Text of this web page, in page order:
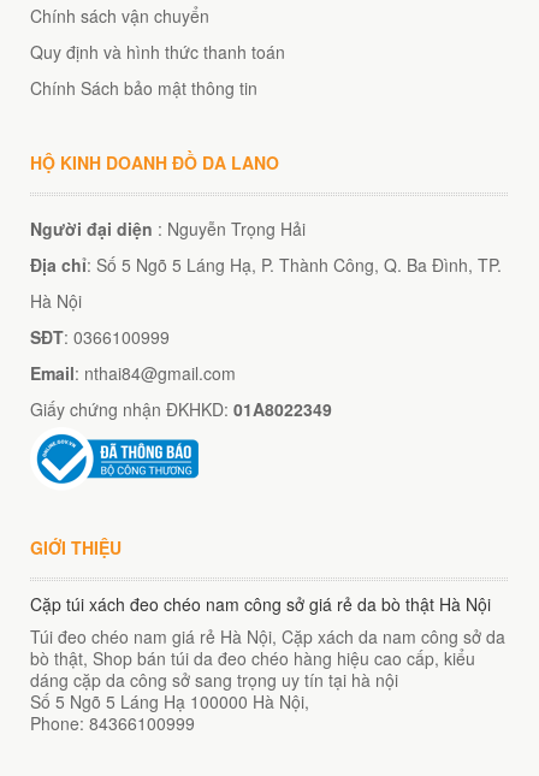
Chính sách vận chuyển
Quy định và hình thức thanh toán
Chính Sách bảo mật thông tin
HỘ KINH DOANH ĐỒ DA LANO
Người đại diện : Nguyễn Trọng Hải
Địa chỉ: Số 5 Ngõ 5 Láng Hạ, P. Thành Công, Q. Ba Đình, TP.
Hà Nội
SĐT: 0366100999
Email: nthai84@gmail.com
Giấy chứng nhận ĐKHKD: 01A8022349
GIỚI THIỆU
Cặp túi xách đeo chéo nam công sở giá rẻ da bò thật Hà Nội
Túi đeo chéo nam giá rẻ Hà Nội, Cặp xách da nam công sở da
bò thật, Shop bán túi da đeo chéo hàng hiệu cao cấp, kiểu
dáng cặp da công sở sang trọng uy tín tại hà nội
Số 5 Ngõ 5 Láng Hạ 100000 Hà Nội,
Phone: 84366100999